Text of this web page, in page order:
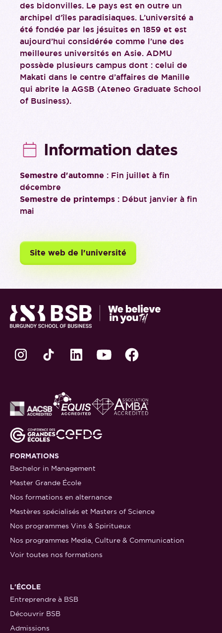
des bidonvilles. Le pays est en outre un
archipel d’îles paradisiaques. L’université a
été fondée par les jésuites en 1859 et est
aujourd’hui considérée comme l’une des
meilleures universités en Asie. ADMU
possède plusieurs campus dont : celui de
Makati dans le centre d’affaires de Manille
qui abrite la AGSB (Ateneo Graduate School
of Business).
Information dates
Semestre d'automne : Fin juillet à fin
décembre
Semestre de printemps : Début janvier à fin
mai
Site web de l'université
FORMATIONS
Bachelor in Management
Master Grande École
Nos formations en alternance
Mastères spécialisés et Masters of Science
Nos programmes Vins & Spiritueux
Nos programmes Media, Culture & Communication
Voir toutes nos formations
L'ÉCOLE
Entreprendre à BSB
Découvrir BSB
Admissions